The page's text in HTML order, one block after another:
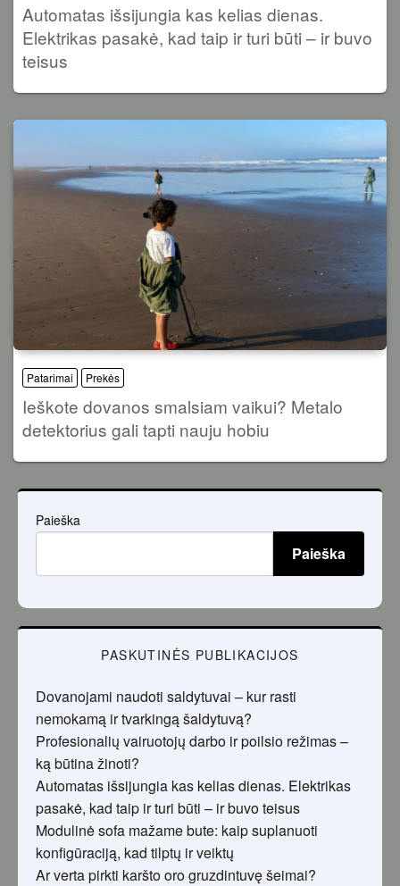
Automatas išsijungia kas kelias dienas.
Elektrikas pasakė, kad taip ir turi būti – ir buvo
teisus
Patarimai Prekės
Ieškote dovanos smalsiam vaikui? Metalo
detektorius gali tapti nauju hobiu
Paieška
Paieška
PASKUTINĖS PUBLIKACIJOS
Dovanojami naudoti saldytuvai – kur rasti
nemokamą ir tvarkingą šaldytuvą?
Profesionalių vairuotojų darbo ir poilsio režimas –
ką būtina žinoti?
Automatas išsijungia kas kelias dienas. Elektrikas
pasakė, kad taip ir turi būti – ir buvo teisus
Modulinė sofa mažame bute: kaip suplanuoti
konfigūraciją, kad tilptų ir veiktų
Ar verta pirkti karšto oro gruzdintuvę šeimai?